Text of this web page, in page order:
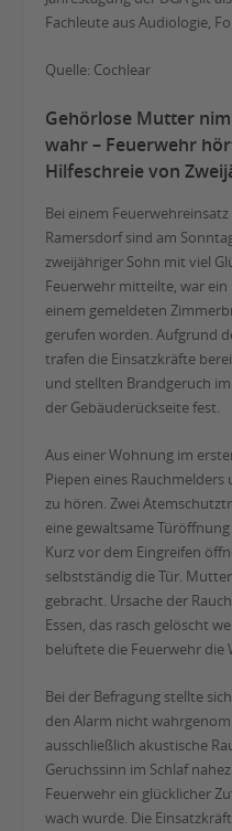
Fachleute aus Audiologie,
Quelle: Cochlear
Gehörlose Mutter
wahr – Feuerwehr
Hilfeschreie von
Bei einem
Ramersdorf sind am
zweijähriger Sohn mit viel
Feuerwehr mitteilte, war ein
einem gemeldeten
gerufen worden. Aufgrund
trafen die Einsatzkräfte
und stellten Brandgeruch
der Gebäuderückseite fest.
Aus einer Wohnung im
Piepen eines
zu hören. Zwei
eine gewaltsame
Kurz vor dem Eingreifen
selbstständig die Tür.
gebracht. Ursache der
Essen, das rasch gelöscht
belüftete die Feuerwehr die
Bei der Befragung stellte
den Alarm nicht
ausschließlich akustische
Geruchssinn im Schlaf
Feuerwehr ein glücklicher
wach wurde. Die